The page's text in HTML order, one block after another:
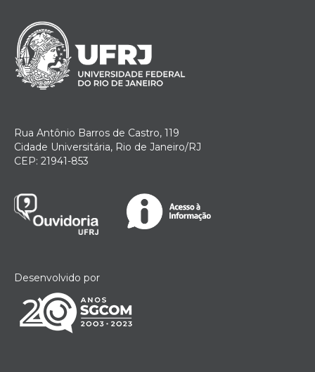
Rua Antônio Barros de Castro, 119
Cidade Universitária, Rio de Janeiro/RJ
CEP: 21941-853
Desenvolvido por